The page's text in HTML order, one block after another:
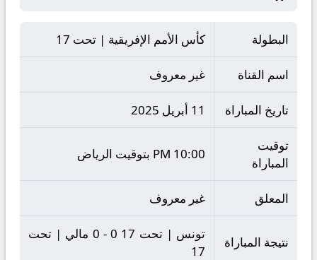
البطولة كأس الأمم الإفريقية | تحت 17
اسم القناة غير معروف
تاريخ المباراة 11 أبريل 2025
توقيت
المباراة
10:00 PM بتوقيت الرياض
المعلق غير معروف
نتيجة المباراة
تونس | تحت 17 0 - 0 مالي | تحت
17